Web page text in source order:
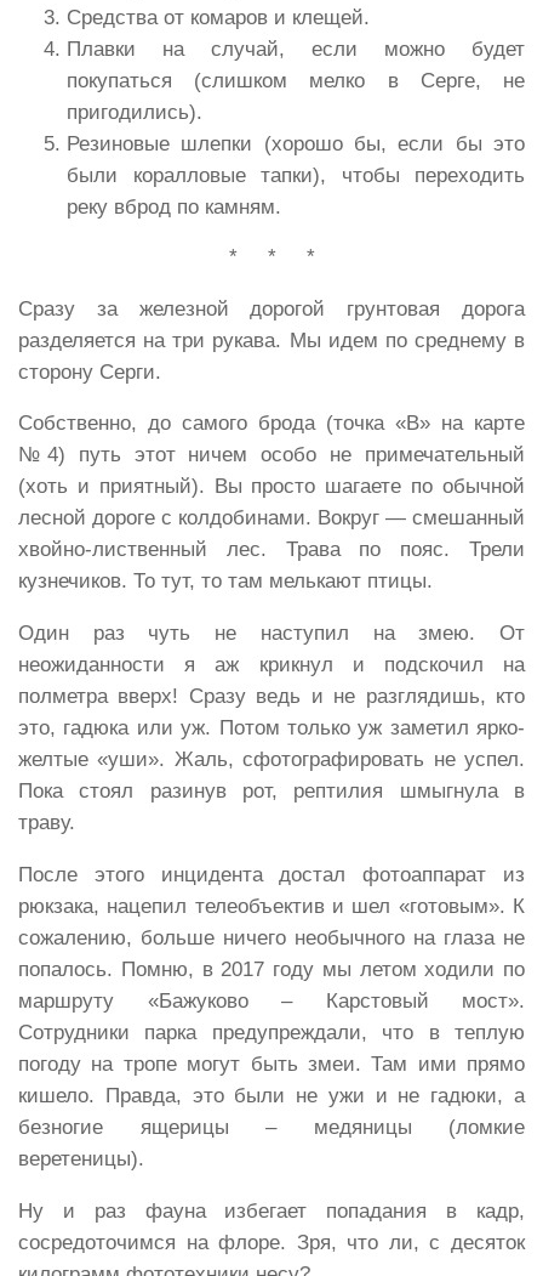
Средства от комаров и клещей.
Плавки на случай, если можно будет
покупаться (слишком мелко в Серге, не
пригодились).
Резиновые шлепки (хорошо бы, если бы это
были коралловые тапки), чтобы переходить
реку вброд по камням.
* * *
Сразу за железной дорогой грунтовая дорога
разделяется на три рукава. Мы идем по среднему в
сторону Серги.
Собственно, до самого брода (точка «В» на карте
№4) путь этот ничем особо не примечательный
(хоть и приятный). Вы просто шагаете по обычной
лесной дороге с колдобинами. Вокруг — смешанный
хвойно-лиственный лес. Трава по пояс. Трели
кузнечиков. То тут, то там мелькают птицы.
Один раз чуть не наступил на змею. От
неожиданности я аж крикнул и подскочил на
полметра вверх! Сразу ведь и не разглядишь, кто
это, гадюка или уж. Потом только уж заметил ярко-
желтые «уши». Жаль, сфотографировать не успел.
Пока стоял разинув рот, рептилия шмыгнула в
траву.
После этого инцидента достал фотоаппарат из
рюкзака, нацепил телеобъектив и шел «готовым». К
сожалению, больше ничего необычного на глаза не
попалось. Помню, в 2017 году мы летом ходили по
маршруту «Бажуково – Карстовый мост».
Сотрудники парка предупреждали, что в теплую
погоду на тропе могут быть змеи. Там ими прямо
кишело. Правда, это были не ужи и не гадюки, а
безногие ящерицы – медяницы (ломкие
веретеницы).
Ну и раз фауна избегает попадания в кадр,
сосредоточимся на флоре. Зря, что ли, с десяток